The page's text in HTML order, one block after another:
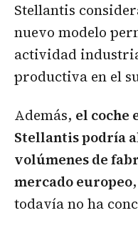
Stellantis
nuevo modelo
actividad
productiva en el
Además, el coche
Stellantis podría
volúmenes de
mercado europeo
todavía no ha